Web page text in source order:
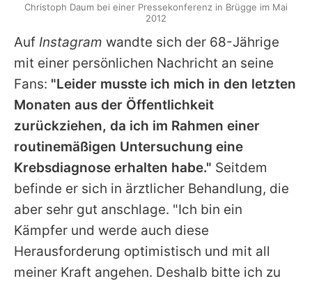
Auf Instagram wandte sich der 68-Jährige
mit einer persönlichen Nachricht an seine
Fans: "Leider musste ich mich in den letzten
Monaten aus der Öffentlichkeit
zurückziehen, da ich im Rahmen einer
routinemäßigen Untersuchung eine
Krebsdiagnose erhalten habe." Seitdem
befinde er sich in ärztlicher Behandlung, die
aber sehr gut anschlage. "Ich bin ein
Kämpfer und werde auch diese
Herausforderung optimistisch und mit all
meiner Kraft angehen. Deshalb bitte ich zu
Christoph Daum bei einer Pressekonferenz in Brügge im Mai
2012